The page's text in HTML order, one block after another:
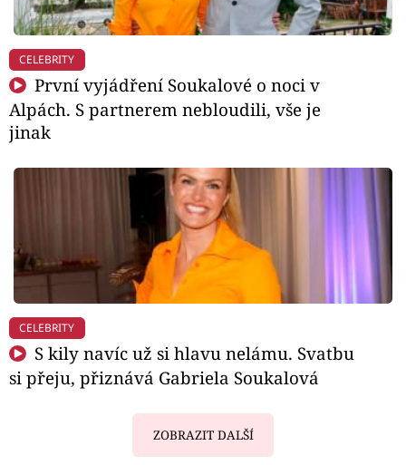
CELEBRITY
První vyjádření Soukalové o noci v
Alpách. S partnerem nebloudili, vše je
jinak
CELEBRITY
S kily navíc už si hlavu nelámu. Svatbu
si přeju, přiznává Gabriela Soukalová
ZOBRAZIT DALŠÍ